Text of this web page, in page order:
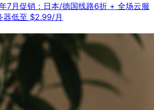
7月促销：日本/德国线路6折 + 全场云服
器低至 $2.99/月